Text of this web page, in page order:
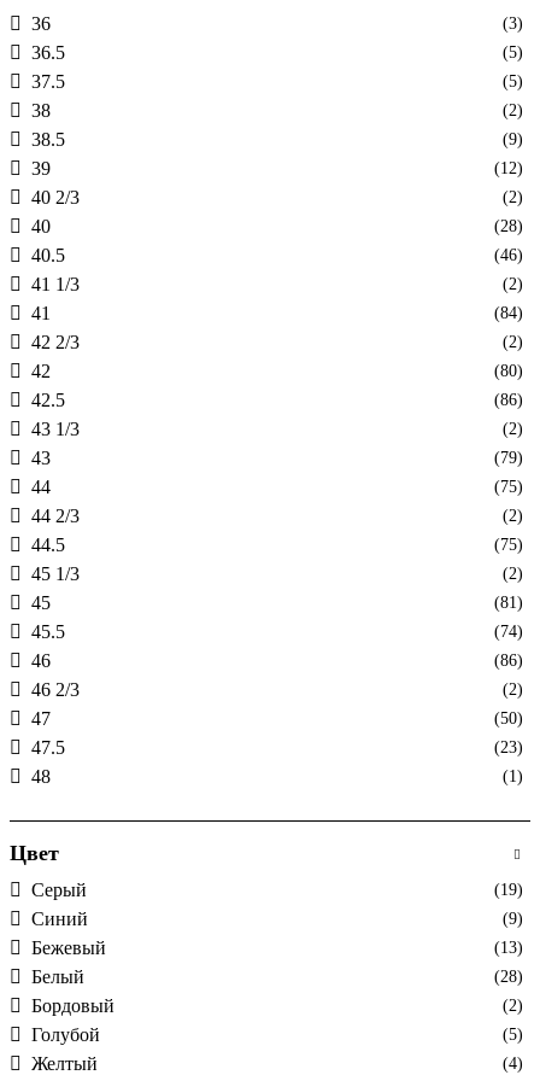
36 (3)
36.5 (5)
37.5 (5)
38 (2)
38.5 (9)
39 (12)
40 2/3 (2)
40 (28)
40.5 (46)
41 1/3 (2)
41 (84)
42 2/3 (2)
42 (80)
42.5 (86)
43 1/3 (2)
43 (79)
44 (75)
44 2/3 (2)
44.5 (75)
45 1/3 (2)
45 (81)
45.5 (74)
46 (86)
46 2/3 (2)
47 (50)
47.5 (23)
48 (1)
Цвет
Cерый (19)
Cиний (9)
Бежевый (13)
Белый (28)
Бордовый (2)
Голубой (5)
Желтый (4)